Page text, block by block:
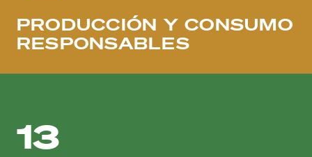
PRODUCCIÓN Y CONSUMO
RESPONSABLES
13